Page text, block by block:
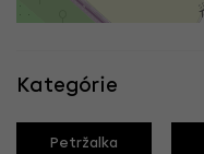
Kategórie
Petržalka